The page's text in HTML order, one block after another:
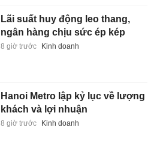
Lãi suất huy động leo thang,
ngân hàng chịu sức ép kép
8 giờ trước Kinh doanh
Hanoi Metro lập kỷ lục về lượng
khách và lợi nhuận
8 giờ trước Kinh doanh